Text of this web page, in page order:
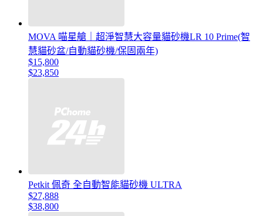
MOVA 喵星艙｜超淨智慧大容量貓砂機LR 10 Prime(智
慧貓砂盆/自動貓砂機/保固兩年)
$15,800
$23,850
Petkit 佩奇 全自動智能貓砂機 ULTRA
$27,888
$38,800